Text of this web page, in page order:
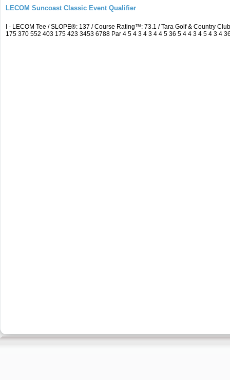
LECOM Suncoast Classic Event Qualifier
I - LECOM Tee / SLOPE®: 137 / Course Rating™: 73.1 / Tara Golf & Country
175 370 552 403 175 423 3453 6788 Par 4 5 4 3 4 3 4 4 5 36 5 4 4 3 4 5 4 3 4